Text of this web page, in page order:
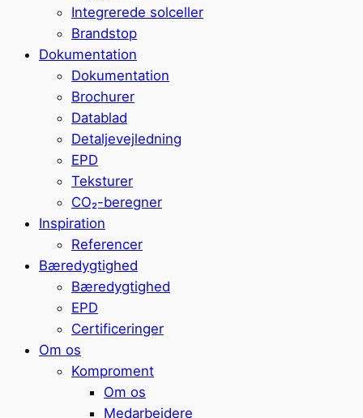
Integrerede solceller
Brandstop
Dokumentation
Dokumentation
Brochurer
Datablad
Detaljevejledning
EPD
Teksturer
CO₂-beregner
Inspiration
Referencer
Bæredygtighed
Bæredygtighed
EPD
Certificeringer
Om os
Komproment
Om os
Medarbejdere